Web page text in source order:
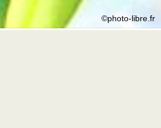
©photo-libre.fr